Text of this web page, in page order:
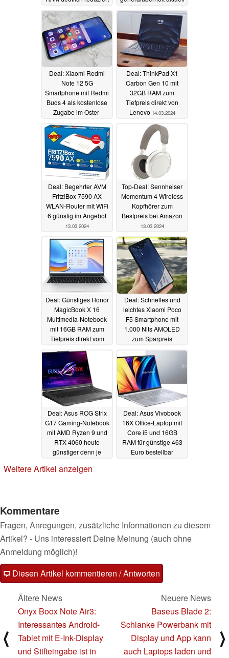
15.03.2024
sehr günstig14.03.2024
Deal: Xiaomi Redmi
Note 12 5G
Smartphone mit Redmi
Buds 4 als kostenlose
Zugabe im Oster-
Deal: ThinkPad X1
Carbon Gen 10 mit
32GB RAM zum
Tiefpreis direkt von
Lenovo 14.03.2024
Deal: Begehrter AVM
Fritz!Box 7590 AX
WLAN-Router mit WiFi
6 günstig im Angebot
13.03.2024
Top-Deal: Sennheiser
Momentum 4 Wireless
Kopfhörer zum
Bestpreis bei Amazon
13.03.2024
Deal: Günstiges Honor
MagicBook X 16
Multimedia-Notebook
mit 16GB RAM zum
Tiefpreis direkt vom
Hersteller
12.03.2024
Deal: Schnelles und
leichtes Xiaomi Poco
F5 Smartphone mit
1.000 Nits AMOLED
zum Sparpreis
bestellbar12.03.2024
Deal: Asus ROG Strix
G17 Gaming-Notebook
mit AMD Ryzen 9 und
RTX 4060 heute
günstiger denn je
Deal: Asus Vivobook
16X Office-Laptop mit
Core i5 und 16GB
RAM für günstige 463
Euro bestellbar
Weitere Artikel anzeigen
Kommentare
Fragen, Anregungen, zusätzliche Informationen zu diesem
Artikel? - Uns interessiert Deine Meinung (auch ohne
Anmeldung möglich)!
Diesen Artikel kommentieren / Antworten
⟨
Ältere News
Onyx Boox Note Air3:
Interessantes Android-
Tablet mit E-Ink-Display
und Stifteingabe ist in
Neuere News
Baseus Blade 2:
Schlanke Powerbank mit
Display und App kann
auch Laptops laden und
⟩